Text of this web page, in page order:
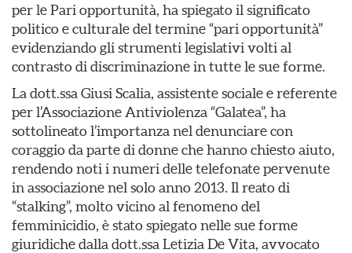
per le Pari opportunità, ha spiegato il significato
politico e culturale del termine “pari opportunità”
evidenziando gli strumenti legislativi volti al
contrasto di discriminazione in tutte le sue forme.
La dott.ssa Giusi Scalia, assistente sociale e referente
per l’Associazione Antiviolenza “Galatea”, ha
sottolineato l’importanza nel denunciare con
coraggio da parte di donne che hanno chiesto aiuto,
rendendo noti i numeri delle telefonate pervenute
in associazione nel solo anno 2013. Il reato di
“stalking”, molto vicino al fenomeno del
femminicidio, è stato spiegato nelle sue forme
giuridiche dalla dott.ssa Letizia De Vita, avvocato